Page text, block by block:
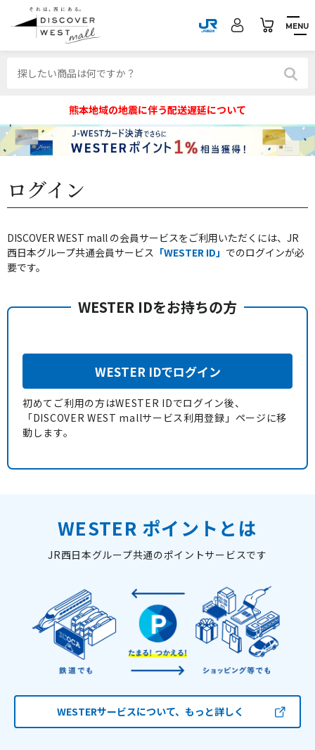
MENU
熊本地域の地震に伴う配送遅延について
ログイン
DISCOVER WEST mall の会員サービスをご利用いただくには、JR
西日本グループ共通会員サービス 「WESTER ID」 でのログインが必
要です。
WESTER IDをお持ちの方
WESTER IDでログイン
初めてご利用の方はWESTER IDでログイン後、
「DISCOVER WEST mallサービス利用登録」ページに移
動します。
WESTER ポイントとは
JR西日本グループ共通のポイントサービスです
WESTERサービスについて、もっと詳しく